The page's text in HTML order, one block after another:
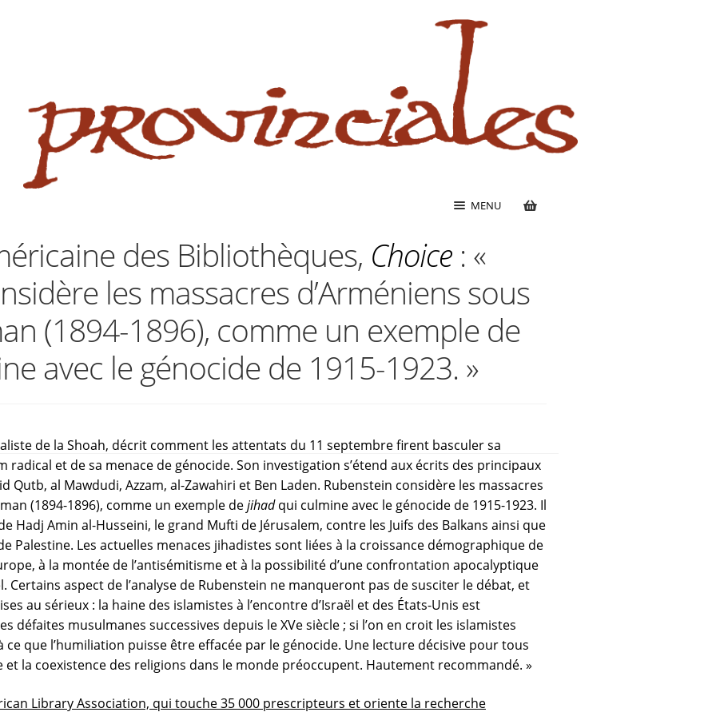
MENU
des Bibliothèques, Choice : «
les massacres d’Arméniens sous
(1894-1896), comme un exemple de
avec le génocide de 1915-1923. »
de la Shoah, décrit comment les attentats du 11 septembre firent basculer sa
radical et de sa menace de génocide. Son investigation s’étend aux écrits des principaux
Qutb, al Mawdudi, Azzam, al-Zawahiri et Ben Laden. Rubenstein considère les massacres
(1894-1896), comme un exemple dejihadqui culmine avec le génocide de 1915-1923. Il
Hadj Amin al-Husseini, le grand Mufti de Jérusalem, contre les Juifs des Balkans ainsi que
Palestine. Les actuelles menaces jihadistes sont liées à la croissance démographique de
à la montée de l’antisémitisme et à la possibilité d’une confrontation apocalyptique
Certains aspect de l’analyse de Rubenstein ne manqueront pas de susciter le débat, et
au sérieux : la haine des islamistes à l’encontre d’Israël et des États-Unis est
défaites musulmanes successives depuis le XVe siècle ; si l’on en croit les islamistes
ce que l’humiliation puisse être effacée par le génocide. Une lecture décisive pour tous
la coexistence des religions dans le monde préoccupent. Hautement recommandé. »
Library Association, qui touche 35 000 prescripteurs et oriente la recherche